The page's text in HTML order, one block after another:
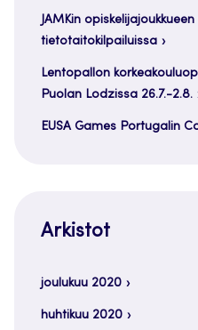
JAMKin
tietotaitokilpailuissa
Lentopallon
Puolan Lodzissa 26.7.-2.8.
EUSA Games Portugalin
Arkistot
joulukuu 2020
huhtikuu 2020